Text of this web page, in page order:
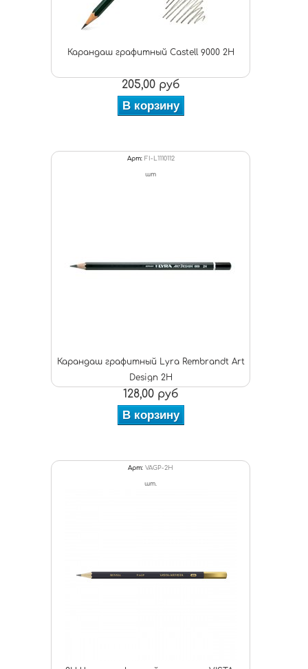
Карандаш графитный Castell 9000 2Н
205,00 руб
В корзину
Арт: FI-L1110112
шт
Карандаш графитный Lyra Rembrandt Art
Design 2H
128,00 руб
В корзину
Арт: VAGP-2H
шт.